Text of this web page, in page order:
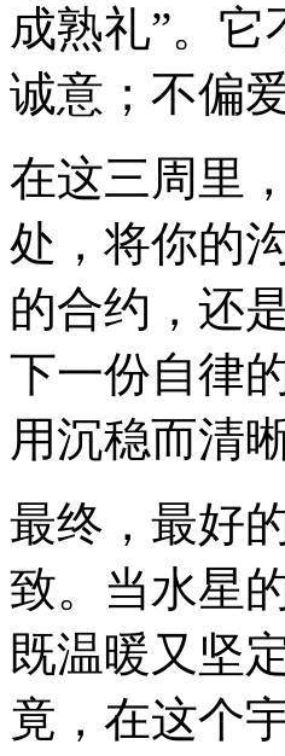
成熟礼”。
诚意；不偏
在这三周里
处，将你的
的合约，还
下一份自律
用沉稳而清
最终，最好
致。当水星
既温暖又坚
竟，在这个